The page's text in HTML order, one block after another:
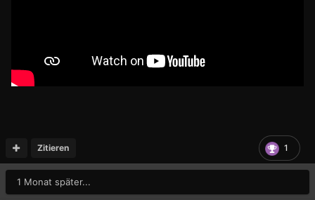
1
Zitieren
1 Monat später...